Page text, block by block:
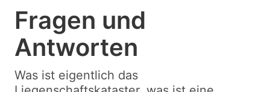
Fragen und
Antworten
Was ist eigentlich das